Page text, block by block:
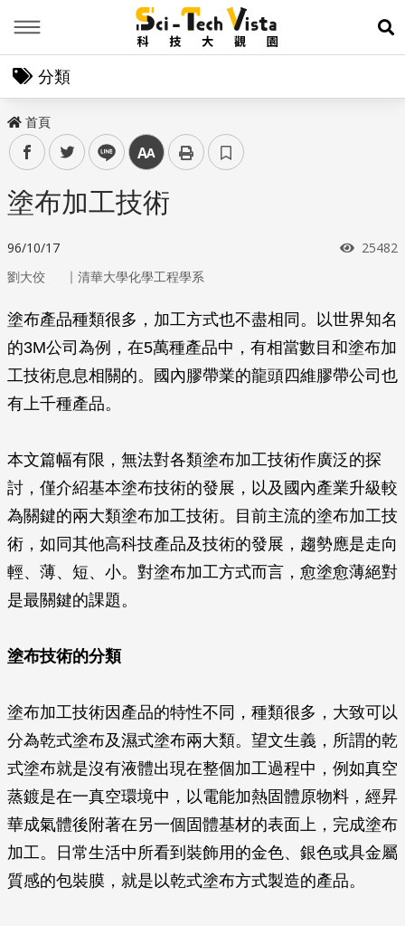
展
分類
首頁
facebooktwitter line 中
塗布加工技術
96/10/17 瀏覽次
25482
劉大佼 ｜ 清華大學化學工程學系
塗布產品種類很多，加工方式也不盡相同。以世界知名
的3M公司為例，在5萬種產品中，有相當數目和塗布加
工技術息息相關的。國內膠帶業的龍頭四維膠帶公司也
有上千種產品。
本文篇幅有限，無法對各類塗布加工技術作廣泛的探
討，僅介紹基本塗布技術的發展，以及國內產業升級較
為關鍵的兩大類塗布加工技術。目前主流的塗布加工技
術，如同其他高科技產品及技術的發展，趨勢應是走向
輕、薄、短、小。對塗布加工方式而言，愈塗愈薄絕對
是最關鍵的課題。
塗布技術的分類
塗布加工技術因產品的特性不同，種類很多，大致可以
分為乾式塗布及濕式塗布兩大類。望文生義，所謂的乾
式塗布就是沒有液體出現在整個加工過程中，例如真空
蒸鍍是在一真空環境中，以電能加熱固體原物料，經昇
華成氣體後附著在另一個固體基材的表面上，完成塗布
加工。日常生活中所看到裝飾用的金色、銀色或具金屬
質感的包裝膜，就是以乾式塗布方式製造的產品。